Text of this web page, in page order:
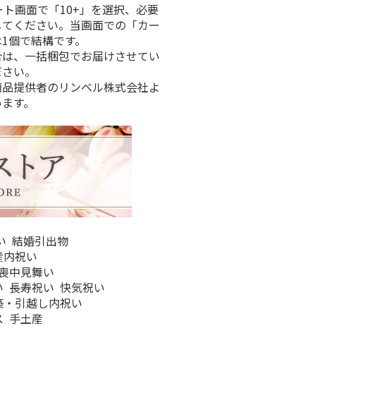
画面で「10+」を選択、必要
ください。当画面での「カー
で結構です。
、一括梱包でお届けさせてい
い。
提供者のリンベル株式会社よ
す。
結婚引出物
内祝い
中見舞い
長寿祝い 快気祝い
・引越し内祝い
手土産